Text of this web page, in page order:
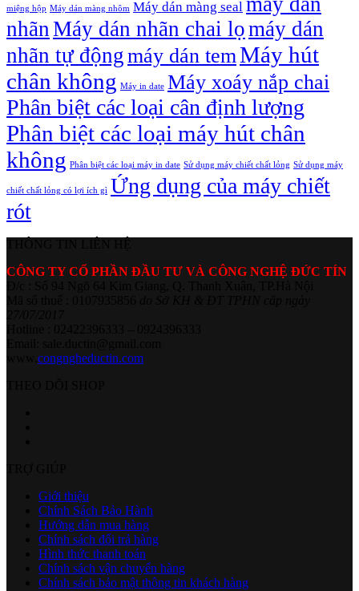
miệng hộp Máy dán màng nhôm Máy dán màng seal
nhãnMáy dán nhãn chai lọmáy dán
nhãn tự độngmáy dán temMáy hút
chân không Máy in date Máy xoáy nắp chai
Phân biệt các loại cân định lượng
Phân biệt các loại máy hút chân
không Phân biệt các loại máy in date Sử dụng máy chiết chất lỏng Sử dụng máy
chiết chất lỏng có lợi ích gì Ứng dụng của máy chiết
rót
CÔNG TY CỔ PHẦN ĐẦU TƯ VÀ CÔNG NGHỆ ĐỨC TÍN
congngheductin.com
Giới thiệu
Chính Sách Bảo Hành
Hướng dẫn mua hàng
Chính sách đổi trả hàng
Hình thức thanh toán
Chính sách vận chuyển hàng
Chính sách bảo mật thông tin khách hàng